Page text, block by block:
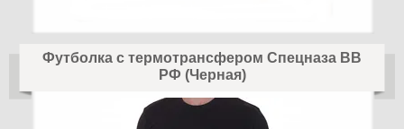
Футболка с термотрансфером Спецназа ВВ
РФ (Черная)